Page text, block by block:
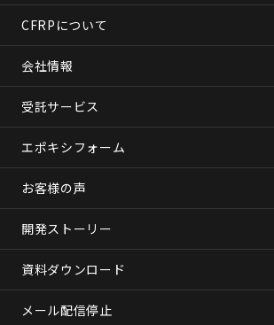
CFRPについて
会社情報
受託サービス
エポキシフォーム
お客様の声
開発ストーリー
資料ダウンロード
メール配信停止